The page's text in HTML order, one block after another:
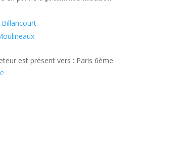
est présent vers : Paris 6ème